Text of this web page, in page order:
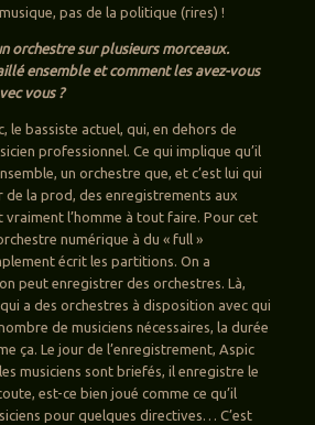
pas de la politique (rires) !
orchestre sur plusieurs morceaux.
ensemble et comment les avez-vous
vous ?
le bassiste actuel, qui, en dehors de
professionnel. Ce qui implique qu’il
un orchestre que, et c’est lui qui
de la prod, des enregistrements aux
vraiment l’homme à tout faire. Pour cet
numérique à du « full »
écrit les partitions. On a
peut enregistrer des orchestres. Là,
a des orchestres à disposition avec qui
de musiciens nécessaires, la durée
ça. Le jour de l’enregistrement, Aspic
musiciens sont briefés, il enregistre le
est-ce bien joué comme ce qu’il
pour quelques directives… C’est